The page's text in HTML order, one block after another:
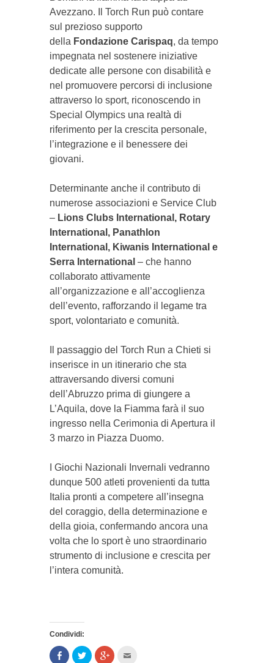
Avezzano. Il Torch Run può contare
sul prezioso supporto
della Fondazione Carispaq, da tempo
impegnata nel sostenere iniziative
dedicate alle persone con disabilità e
nel promuovere percorsi di inclusione
attraverso lo sport, riconoscendo in
Special Olympics una realtà di
riferimento per la crescita personale,
l’integrazione e il benessere dei
giovani.
Determinante anche il contributo di
numerose associazioni e Service Club
– Lions Clubs International, Rotary
International, Panathlon
International, Kiwanis International e
Serra International – che hanno
collaborato attivamente
all’organizzazione e all’accoglienza
dell’evento, rafforzando il legame tra
sport, volontariato e comunità.
Il passaggio del Torch Run a Chieti si
inserisce in un itinerario che sta
attraversando diversi comuni
dell’Abruzzo prima di giungere a
L’Aquila, dove la Fiamma farà il suo
ingresso nella Cerimonia di Apertura il
3 marzo in Piazza Duomo.
I Giochi Nazionali Invernali vedranno
dunque 500 atleti provenienti da tutta
Italia pronti a competere all’insegna
del coraggio, della determinazione e
della gioia, confermando ancora una
volta che lo sport è uno straordinario
strumento di inclusione e crescita per
l’intera comunità.
Condividi:
CondividiClicca Clicca